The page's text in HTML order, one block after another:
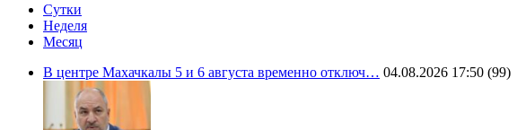
Сутки
Неделя
Месяц
В центре Махачкалы 5 и 6 августа временно отключ… 04.08.2026 17:50 (99)